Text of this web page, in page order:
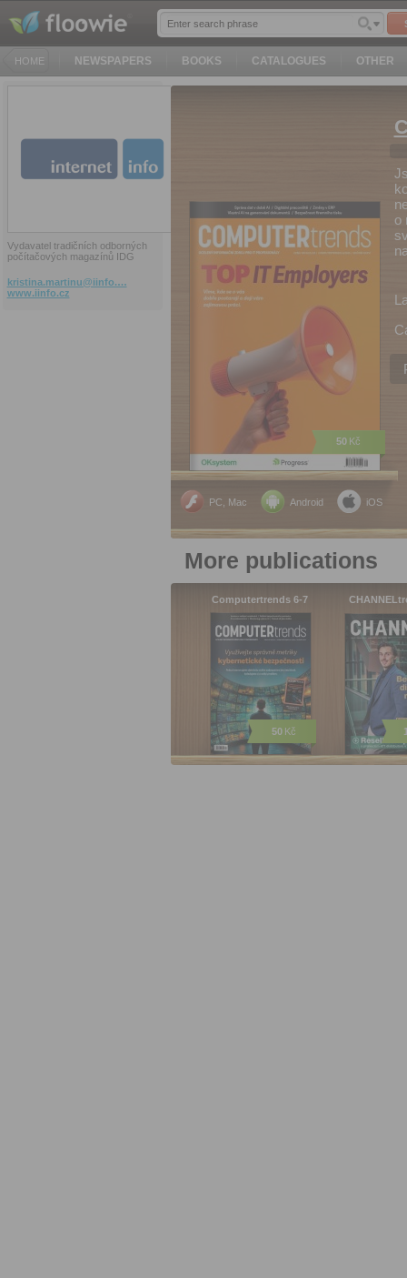
HOME NEWSPAPERS BOOKS CATALOGUES OTHER
Vydavatel tradičních odborných
počítačových magazínů IDG
kristina.martinu@iinfo.…
www.iinfo.cz
PC, Mac Android iOS
50 Kč
o
More publications
Computertrends 6-7
50 Kč